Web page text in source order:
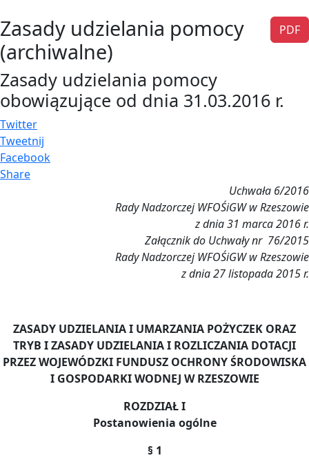
PDF
Zasady udzielania pomocy
(archiwalne)
Zasady udzielania pomocy
obowiązujące od dnia 31.03.2016 r.
Twitter
Tweetnij
Facebook
Share
Uchwała 6/2016
Rady Nadzorczej WFOŚiGWw Rzeszowie
z dnia 31 marca 2016 r.
Załącznik do Uchwały nr 76/2015
Rady Nadzorczej WFOŚiGWw Rzeszowie
z dnia 27 listopada 2015 r.
ZASADY UDZIELANIA I UMARZANIA POŻYCZEK ORAZ
TRYB I ZASADY UDZIELANIA I ROZLICZANIA DOTACJI
PRZEZ WOJEWÓDZKI FUNDUSZ OCHRONY ŚRODOWISKA
I GOSPODARKI WODNEJ W RZESZOWIE
ROZDZIAŁ I
Postanowienia ogólne
§ 1